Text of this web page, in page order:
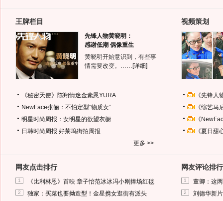
王牌栏目
先锋人物黄晓明：
感谢低潮 偶像重生
黄晓明开始意识到，有些事
情需要改变。…… [详细]
《秘密天使》陈翔情迷金素恩YURA
NewFace张俪：不怕定型“物质女”
明星时尚周报：女明星的欲望衣橱
日韩时尚周报 好莱坞街拍周报
更多 >>
视频策划
《先锋
《综艺
《
《夏日
网友点击排行
1 《比利林恩》首映 章子怡范冰冰冯小刚捧场红毯
2 独家：买菜也要拗造型！金星携女逛街有派头
网友评论排行
1 董卿：这
2 刘德华新